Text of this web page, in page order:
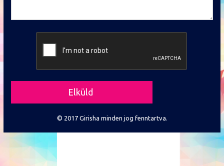
© 2017 Girisha minden jog fenntartva.